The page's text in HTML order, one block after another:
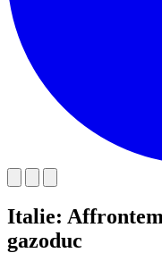
Italie:
gazoduc